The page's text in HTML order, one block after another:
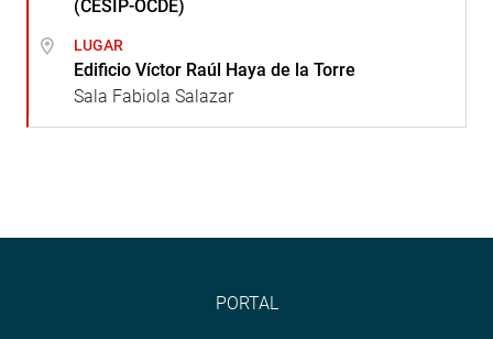
(CESIP-OCDE)
LUGAR
Edificio Víctor Raúl Haya de la Torre
Sala Fabiola Salazar
PORTAL